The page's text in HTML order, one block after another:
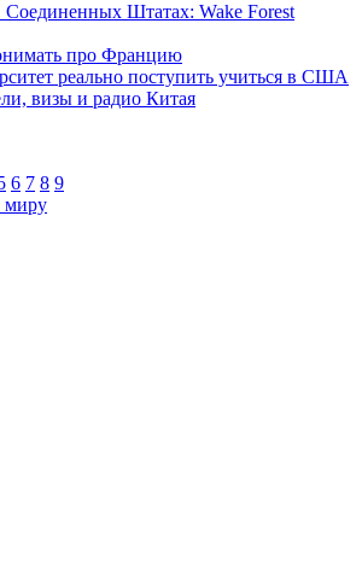
Соединенных Штатах: Wake Forest
про Францию
реально поступить учиться в США
визы и радио Китая
6 7 8 9
миру